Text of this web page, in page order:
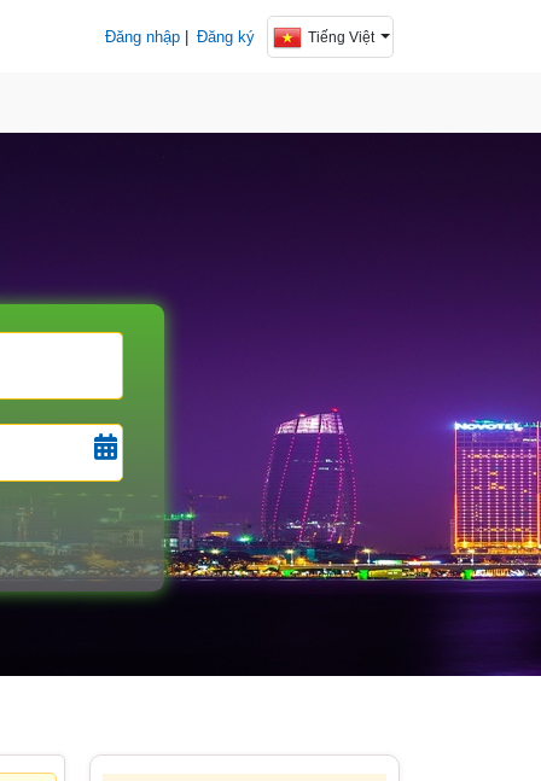
Đăng nhập | Đăng ký Tiếng Việt